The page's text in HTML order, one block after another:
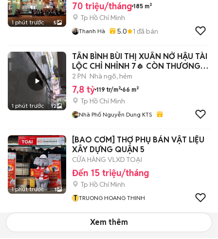
1 phút trước 5
70 triệu/tháng 185 m²
Tp Hồ Chí Minh
Thanh Hà 5.0 1 đã bán
1 phút trước 12
TÂN BÌNH BÙI THỊ XUÂN NỞ HẬU TÀI
LỘC CHỈ NHỈNH 7🧄 CÒN THƯƠNG
LƯỢNG
2 PN Nhà ngõ, hẻm
7,8 tỷ 119 tr/m² 66 m²
Tp Hồ Chí Minh
Nhà Phố Nguyễn Dung KTS
1 phút trước 1
[BAO CƠM] THỢ PHỤ BÁN VẬT LIỆU
XÂY DỰNG QUẬN 5
CỬA HÀNG VLXD TOẠI
Đến 15 triệu/tháng
Tp Hồ Chí Minh
T TRUONG HOANG THINH
Xem thêm